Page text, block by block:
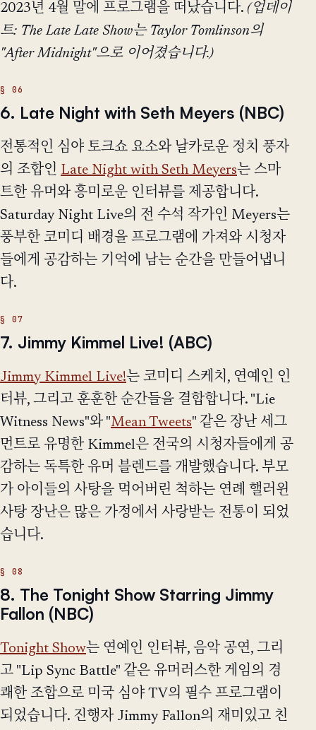
2023년 4월 말에 프로그램을 떠났습니다. (업데이
트: The Late Late Show는 Taylor Tomlinson의
"After Midnight"으로 이어졌습니다.)
6. Late Night with Seth Meyers (NBC)
전통적인 심야 토크쇼 요소와 날카로운 정치 풍자
의 조합인 Late Night with Seth Meyers는 스마
트한 유머와 흥미로운 인터뷰를 제공합니다.
Saturday Night Live의 전 수석 작가인 Meyers는
풍부한 코미디 배경을 프로그램에 가져와 시청자
들에게 공감하는 기억에 남는 순간을 만들어냅니
다.
7. Jimmy Kimmel Live! (ABC)
Jimmy Kimmel Live!는 코미디 스케치, 연예인 인
터뷰, 그리고 훈훈한 순간들을 결합합니다. "Lie
Witness News"와 "Mean Tweets" 같은 장난 세그
먼트로 유명한 Kimmel은 전국의 시청자들에게 공
감하는 독특한 유머 블렌드를 개발했습니다. 부모
가 아이들의 사탕을 먹어버린 척하는 연례 핼러윈
사탕 장난은 많은 가정에서 사랑받는 전통이 되었
습니다.
8. The Tonight Show Starring Jimmy
Fallon (NBC)
Tonight Show는 연예인 인터뷰, 음악 공연, 그리
고 "Lip Sync Battle" 같은 유머러스한 게임의 경
쾌한 조합으로 미국 심야 TV의 필수 프로그램이
되었습니다. 진행자 Jimmy Fallon의 재미있고 친